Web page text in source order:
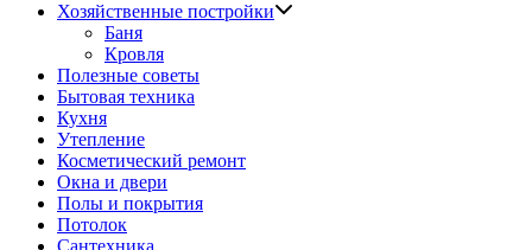
Хозяйственные постройки
Баня
Кровля
Полезные советы
Бытовая техника
Кухня
Утепление
Косметический ремонт
Окна и двери
Полы и покрытия
Потолок